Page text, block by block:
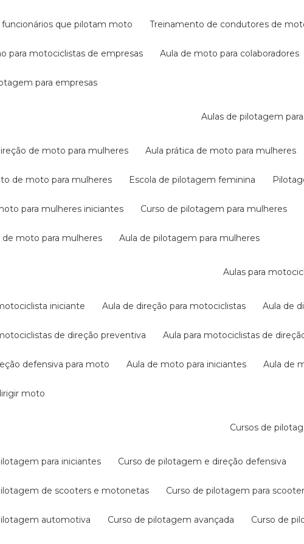
funcionários que pilotam moto treinamento de condutores de
para motociclistas de empresas aula de moto para colaboradores
para empresas
aulas de pilotagem
de moto para mulheres aula prática de moto para mulheres
de moto para mulheres escola de pilotagem feminina
para mulheres iniciantes curso de pilotagem para mulheres
de moto para mulheres aula de pilotagem para mulheres
aulas para
iniciante aula de direção para motociclistas aula de
de direção preventiva aula para motociclistas de
defensiva para moto aula de moto para iniciantes aula de
moto
cursos de
para iniciantes curso de pilotagem e direção defensiva
de scooters e motonetas curso de pilotagem para scooter
automotiva curso de pilotagem avançada curso de